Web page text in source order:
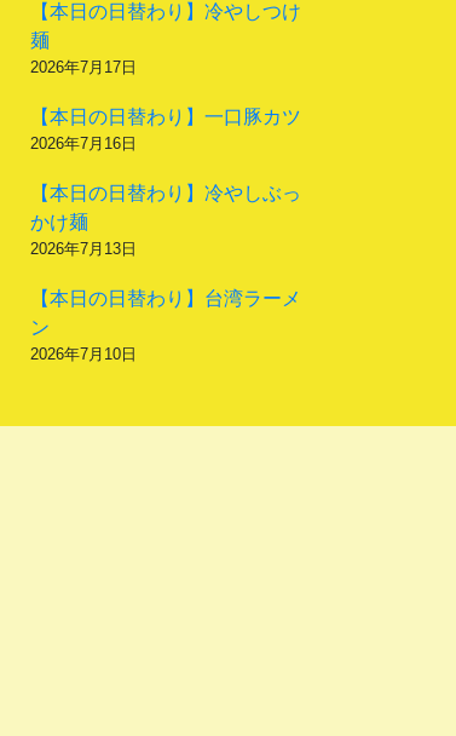
【本日の日替わり】冷やしつけ
麺
2026年7月17日
【本日の日替わり】一口豚カツ
2026年7月16日
【本日の日替わり】冷やしぶっ
かけ麺
2026年7月13日
【本日の日替わり】台湾ラーメ
ン
2026年7月10日